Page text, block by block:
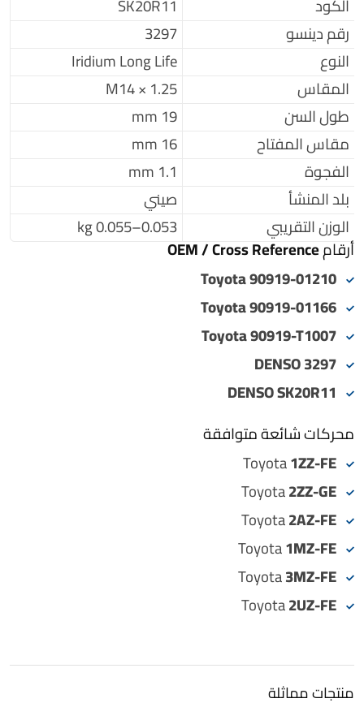
الكود
SK20R11
رقم دينسو
3297
النوع
Iridium Long Life
المقاس
M14 × 1.25
طول السن
19 mm
مقاس المفتاح
16 mm
الفجوة
1.1 mm
بلد المنشأ
صيني
الوزن التقريبي
0.053–0.055 kg
أرقام OEM / Cross Reference
Toyota 90919-01210
Toyota 90919-01166
Toyota 90919-T1007
DENSO 3297
DENSO SK20R11
محركات شائعة متوافقة
Toyota1ZZ-FE
Toyota2ZZ-GE
Toyota2AZ-FE
Toyota1MZ-FE
Toyota3MZ-FE
Toyota2UZ-FE
منتجات مماثلة